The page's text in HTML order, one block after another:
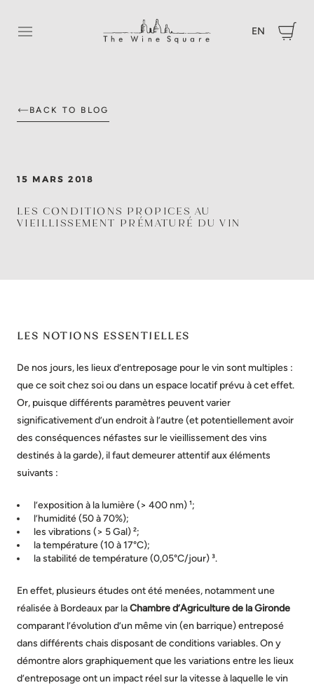
Ouvrir le menu EN
BACK TO BLOG
15 MARS 2018
LES CONDITIONS PROPICES AU
VIEILLISSEMENT PRÉMATURÉ DU VIN
LES NOTIONS ESSENTIELLES
De nos jours, les lieux d’entreposage pour le vin sont multiples :
que ce soit chez soi ou dans un espace locatif prévu à cet effet.
Or, puisque différents paramètres peuvent varier
significativement d’un endroit à l’autre (et potentiellement avoir
des conséquences néfastes sur le vieillissement des vins
destinés à la garde), il faut demeurer attentif aux éléments
suivants :
l’exposition à la lumière (> 400 nm) ¹;
l’humidité (50 à 70%);
les vibrations (> 5 Gal) ²;
la température (10 à 17°C);
la stabilité de température (0,05°C/jour) ³.
En effet, plusieurs études ont été menées, notamment une
réalisée à Bordeaux par laChambre d’Agriculture de la Gironde
comparant l’évolution d’un même vin (en barrique) entreposé
dans différents chais disposant de conditions variables. On y
démontre alors graphiquement que les variations entre les lieux
d’entreposage ont un impact réel sur la vitesse à laquelle le vin